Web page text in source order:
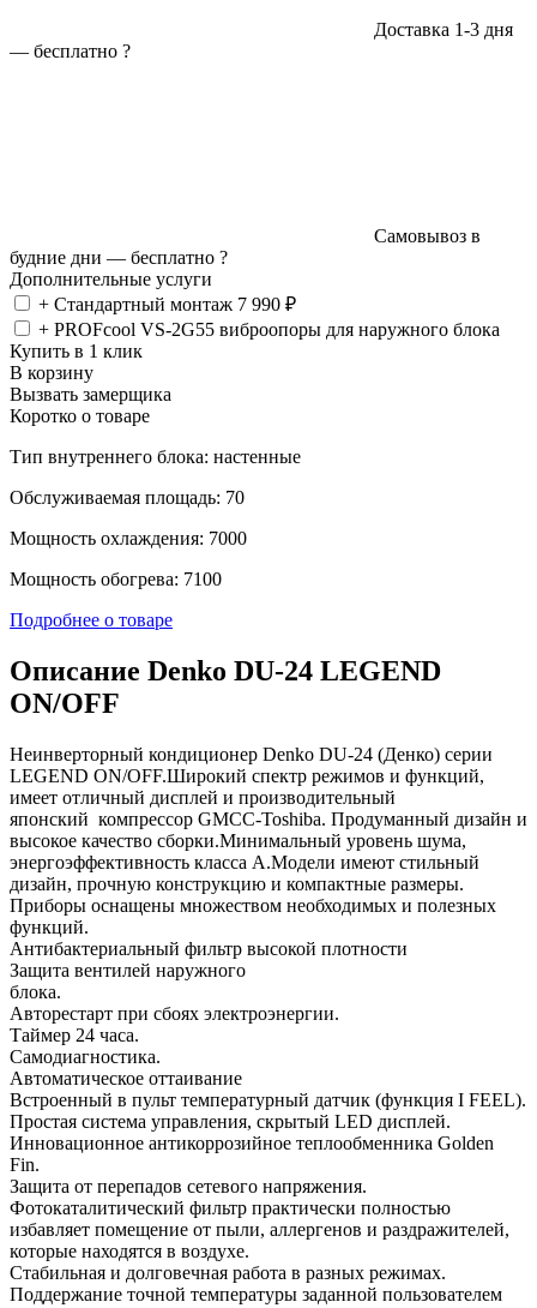
Доставка 1-3 дня
— бесплатно ?
Самовывоз в
будние дни — бесплатно ?
Дополнительные услуги
+ Стандартный монтаж 7 990 ₽
+ PROFcool VS-2G55 виброопоры для наружного блока
Купить в 1 клик
В корзину
Вызвать замерщика
Коротко о товаре
Тип внутреннего блока: настенные
Обслуживаемая площадь: 70
Мощность охлаждения: 7000
Мощность обогрева: 7100
Подробнее о товаре
Описание Denko DU-24 LEGEND
ON/OFF
Неинверторный кондиционер Denko DU-24 (Денко) серии
LEGEND ON/OFF.Широкий спектр режимов и функций,
имеет отличный дисплей и производительный
японский компрессор GMCC-Toshiba. Продуманный дизайн и
высокое качество сборки.Минимальный уровень шума,
энергоэффективность класса А.Модели имеют стильный
дизайн, прочную конструкцию и компактные размеры.
Приборы оснащены множеством необходимых и полезных
функций.
Антибактериальный фильтр высокой плотности
Защита вентилей наружного
Авторестарт при сбоях электроэнергии.
Таймер 24 часа.
Самодиагностика.
Автоматическое оттаивание
Встроенный в пульт температурный датчик (функция I FEEL).
Простая система управления, скрытый LED дисплей.
Инновационное антикоррозийное теплообменника Golden
Fin.
Защита от перепадов сетевого напряжения.
Фотокаталитический фильтр практически полностью
избавляет помещение от пыли, аллергенов и раздражителей,
которые находятся в воздухе.
Стабильная и долговечная работа в разных режимах.
Поддержание точной температуры заданной пользователем